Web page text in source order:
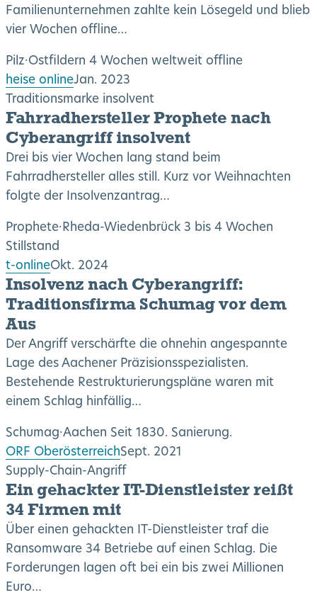
Familienunternehmen zahlte kein Lösegeld und blieb
vier Wochen offline…
Pilz·Ostfildern 4 Wochen weltweit offline
heise onlineJan. 2023
Traditionsmarke insolvent
Fahrradhersteller Prophete nach
Cyberangriff insolvent
Drei bis vier Wochen lang stand beim
Fahrradhersteller alles still. Kurz vor Weihnachten
folgte der Insolvenzantrag…
Prophete·Rheda-Wiedenbrück 3 bis 4 Wochen
Stillstand
t-onlineOkt. 2024
Insolvenz nach Cyberangriff:
Traditionsfirma Schumag vor dem
Aus
Der Angriff verschärfte die ohnehin angespannte
Lage des Aachener Präzisionsspezialisten.
Bestehende Restrukturierungspläne waren mit
einem Schlag hinfällig…
Schumag·Aachen Seit 1830. Sanierung.
ORF OberösterreichSept. 2021
Supply-Chain-Angriff
Ein gehackter IT-Dienstleister reißt
34 Firmen mit
Über einen gehackten IT-Dienstleister traf die
Ransomware 34 Betriebe auf einen Schlag. Die
Forderungen lagen oft bei ein bis zwei Millionen
Euro…